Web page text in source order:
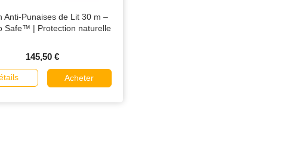
Anti-Punaises de Lit 30 m –
Safe™ | Protection naturelle
145,50 €
Acheter